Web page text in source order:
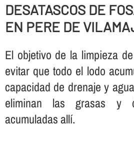
DESATASCOS DE
EN PERE DE
El objetivo de la limpieza
evitar que todo el lodo
capacidad de drenaje y
eliminan las grasas y
acumuladas allí­.